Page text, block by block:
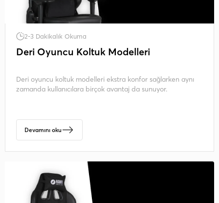
2-3 Dakikalık Okuma
Deri Oyuncu Koltuk Modelleri
Deri oyuncu koltuk modelleri ekstra konfor sağlarken aynı
zamanda kullanıcılara birçok avantaj da sunuyor.
Devamını oku